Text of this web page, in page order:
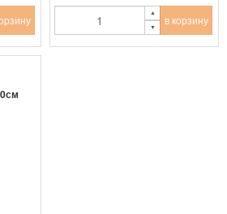
в корзину